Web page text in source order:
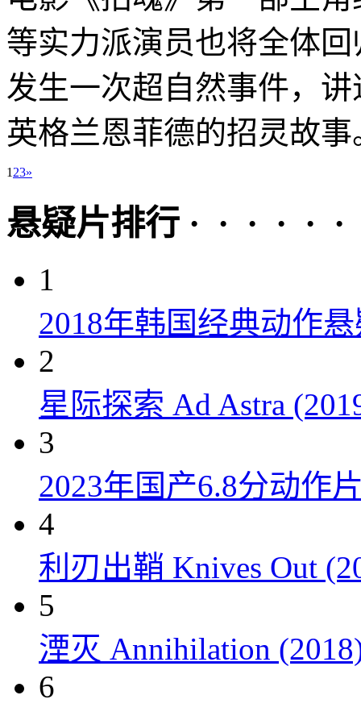
等实力派演员也将全体
发生一次超自然事件，
英格兰恩菲德的招灵故
1 23»
悬疑片排行 · · · · · ·
1
2018年韩国经典动作
2
星际探索 Ad Astra
3
2023年国产6.8分动作
4
利刃出鞘 Knives Out
5
湮灭 Annihilation
6